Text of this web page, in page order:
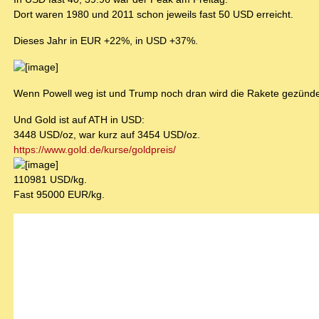
Dort waren 1980 und 2011 schon jeweils fast 50 USD erreicht.
Dieses Jahr in EUR +22%, in USD +37%.
Wenn Powell weg ist und Trump noch dran wird die Rakete
Und Gold ist auf ATH in USD:
3448 USD/oz, war kurz auf 3454 USD/oz.
https://www.gold.de/kurse/goldpreis/
110981 USD/kg.
Fast 95000 EUR/kg.